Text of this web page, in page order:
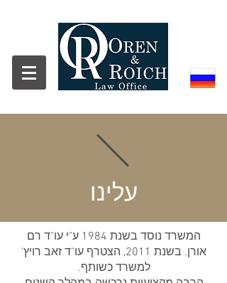
עלינו
המשרד נוסד בשנת 1984 ע"י עו"ד רם
אורן. בשנת 2011, הצטרף עו"ד זאב רויץ'
למשרד כשותף.